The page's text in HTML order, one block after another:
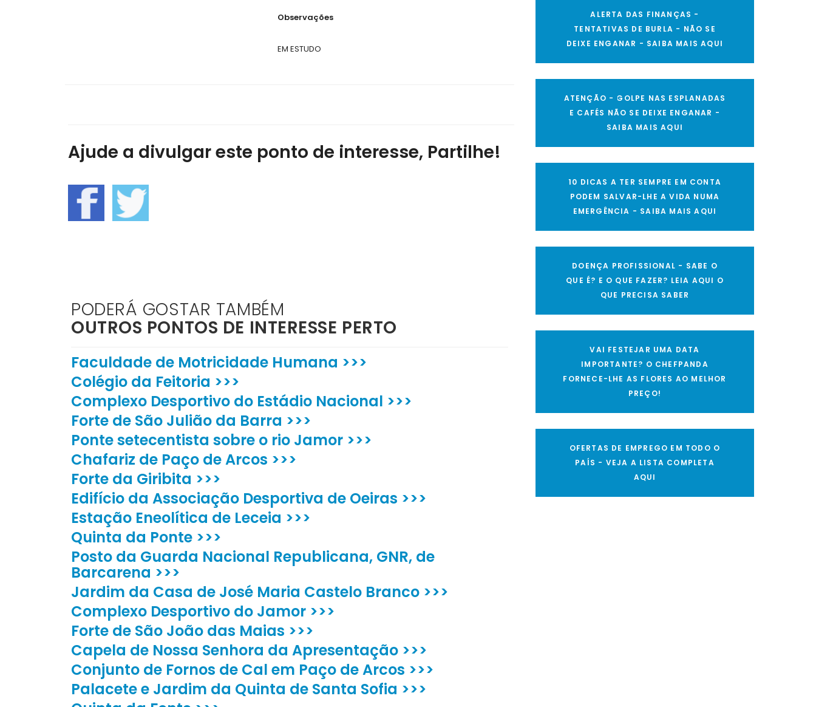
Observações
EM ESTUDO
Ajude a divulgar este ponto de interesse, Partilhe!
PODERÁ GOSTAR TAMBÉM
OUTROS PONTOS DE INTERESSE PERTO
Faculdade de Motricidade Humana >>>
Colégio da Feitoria >>>
Complexo Desportivo do Estádio Nacional >>>
Forte de São Julião da Barra >>>
Ponte setecentista sobre o rio Jamor >>>
Chafariz de Paço de Arcos >>>
Forte da Giribita >>>
Edifício da Associação Desportiva de Oeiras >>>
Estação Eneolítica de Leceia >>>
Quinta da Ponte >>>
Posto da Guarda Nacional Republicana, GNR, de
Barcarena >>>
Jardim da Casa de José Maria Castelo Branco >>>
Complexo Desportivo do Jamor >>>
Forte de São João das Maias >>>
Capela de Nossa Senhora da Apresentação >>>
Conjunto de Fornos de Cal em Paço de Arcos >>>
Palacete e Jardim da Quinta de Santa Sofia >>>
ALERTA DAS FINANÇAS -
TENTATIVAS DE BURLA - NÃO SE
DEIXE ENGANAR - SAIBA MAIS AQUI
ATENÇÃO - GOLPE NAS ESPLANADAS
E CAFÉS NÃO SE DEIXE ENGANAR -
SAIBA MAIS AQUI
10 DICAS A TER SEMPRE EM CONTA
PODEM SALVAR-LHE A VIDA NUMA
EMERGÊNCIA - SAIBA MAIS AQUI
DOENÇA PROFISSIONAL - SABE O
QUE É? E O QUE FAZER? LEIA AQUI O
QUE PRECISA SABER
VAI FESTEJAR UMA DATA
IMPORTANTE? O CHEFPANDA
FORNECE-LHE AS FLORES AO MELHOR
PREÇO!
OFERTAS DE EMPREGO EM TODO O
PAÍS - VEJA A LISTA COMPLETA
AQUI